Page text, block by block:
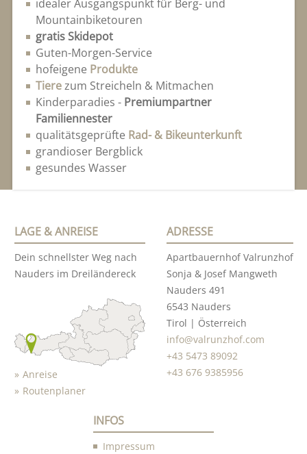
idealer Ausgangspunkt für Berg- und
Mountainbiketouren
gratis Skidepot
Guten-Morgen-Service
hofeigene Produkte
Tierezum Streicheln & Mitmachen
Kinderparadies - Premiumpartner
Familiennester
qualitätsgeprüfte Rad- & Bikeunterkunft
grandioser Bergblick
gesundes Wasser
LAGE & ANREISE
Dein schnellster Weg nach
Nauders im Dreiländereck
Anreise
Routenplaner
ADRESSE
Apartbauernhof Valrunzhof
Sonja & Josef Mangweth
Nauders 491
6543 Nauders
Tirol | Österreich
info@valrunzhof.com
+43 5473 89092
+43 676 9385956
INFOS
Impressum